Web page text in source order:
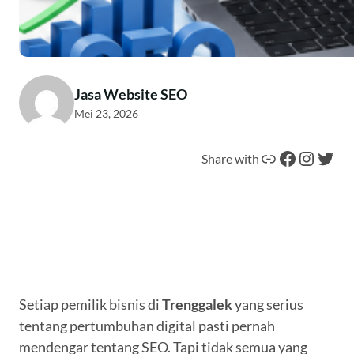
Jasa Website SEO
Mei 23, 2026
Share with Tautan Facebook Instagram Twitter
Setiap pemilik bisnis diTrenggalekyang serius
tentang pertumbuhan digital pasti pernah
mendengar tentang SEO. Tapi tidak semua yang